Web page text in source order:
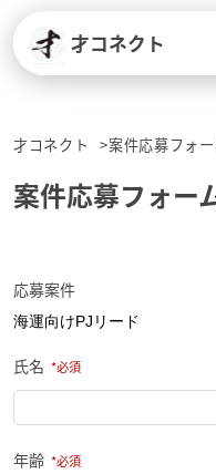
才コネクト
才コネクト 案件応募フォ
案件応募フォー
応募案件
氏名
年齢